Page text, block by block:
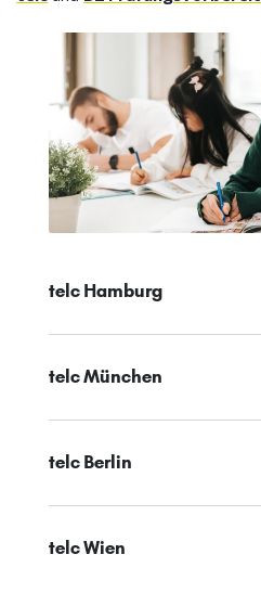
telc Hamburg
telc München
telc Berlin
telc Wien